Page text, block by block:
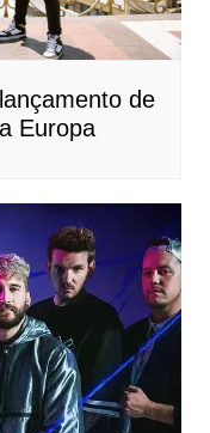
de
Europa